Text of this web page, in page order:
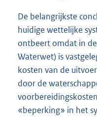
De belangrijkste
huidige wettelijke
ontbeert omdat in
Waterwet) is
kosten van de
door de
«beperking» in het